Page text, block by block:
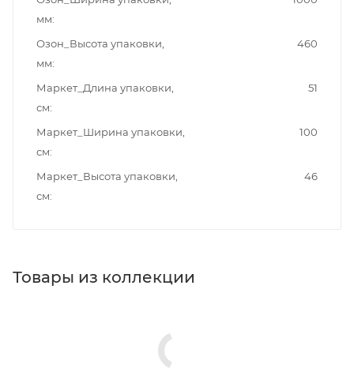
мм
Озон_Высота упаковки,
мм
460
Маркет_Длина упаковки,
см
51
Маркет_Ширина упаковки,
см
100
Маркет_Высота упаковки,
см
46
Товары из коллекции